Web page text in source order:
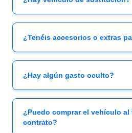
¿Tenéis accesorios o extras
¿Hay algún gasto oculto?
¿Puedo comprar el vehículo al
contrato?